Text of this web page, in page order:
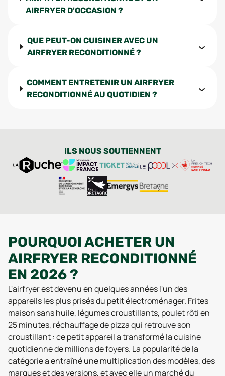
AIRFRYER D'OCCASION ?
QUE PEUT-ON CUISINER AVEC UN
AIRFRYER RECONDITIONNÉ ?
COMMENT ENTRETENIR UN AIRFRYER
RECONDITIONNÉ AU QUOTIDIEN ?
ILS NOUS SOUTIENNENT
POURQUOI ACHETER UN
AIRFRYER RECONDITIONNÉ
EN 2026 ?
L'airfryer est devenu en quelques années l'un des
appareils les plus prisés du petit électroménager. Frites
maison sans huile, légumes croustillants, poulet rôti en
25 minutes, réchauffage de pizza qui retrouve son
croustillant : ce petit appareil a transformé la cuisine
quotidienne de millions de foyers. La popularité de la
catégorie a entraîné une multiplication des modèles, des
marques et des versions, et avec elle un marché du